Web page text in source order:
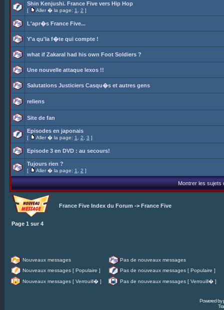
Shin Kenjushi. France Five vers Hip Hop
[ Aller � la page: 1 2 ]
L'apr�s France Five...
Y'a qu'la f�te qui compte !
what if Zakaral had his own Foot Soldiers ?
Une nouvelle attaque lexos !!
Salutations Justiciers Casqu�s et autres gens
reliens
Site de fan
Episodes en japonais
[ Aller � la page: 1 2 3 ]
Episode 3 en DVD : au secours!
Tujours rien ?
[ Aller � la page: 1 2 ]
Montrer les sujets
France Five Index du Forum -> France Five
Page 1 sur 4
Nouveaux messages
Pas de nouveaux messages
Nouveaux messages [ Populaire ]
Pas de nouveaux messages [ Populaire ]
Nouveaux messages [ Verrouill� ]
Pas de nouveaux messages [ Verrouill� ]
Powered by